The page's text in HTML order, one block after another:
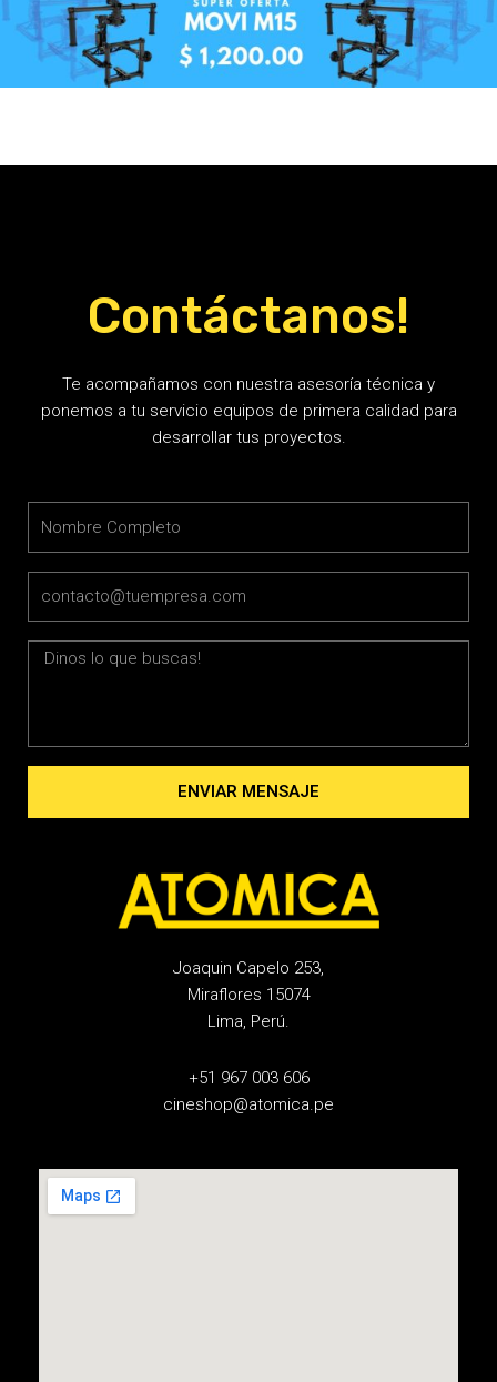
Contáctanos!
Te acompañamos con nuestra asesoría técnica y
ponemos a tu servicio equipos de primera calidad para
desarrollar tus proyectos.
Message
ENVIAR MENSAJE
Joaquin Capelo 253,
Miraflores 15074
Lima, Perú.
+51 967 003 606
cineshop@atomica.pe